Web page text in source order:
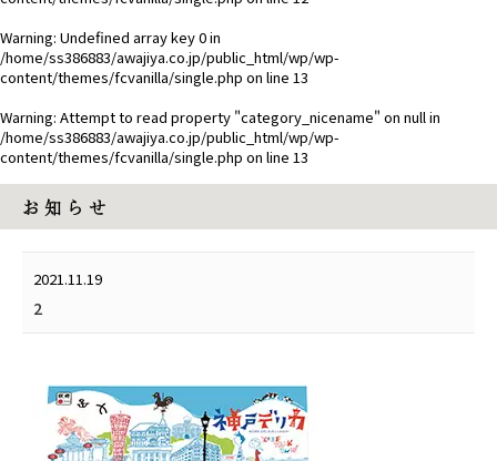
Warning: Undefined array key 0 in
/home/ss386883/awajiya.co.jp/public_html/wp/wp-
content/themes/fcvanilla/single.php on line 13
Warning: Attempt to read property "category_nicename" on null in
/home/ss386883/awajiya.co.jp/public_html/wp/wp-
content/themes/fcvanilla/single.php on line 13
お 知 ら せ
2021.11.19
2